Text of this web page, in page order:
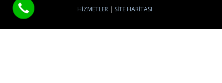
HIZMETLER SITE HARITASI